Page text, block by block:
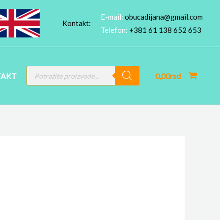
Kontakt:
E-mail: obucadijana@gmail.com
Telefon: +381 61 138 652 653
PRODUCTS
SEARCH
0,00rsd